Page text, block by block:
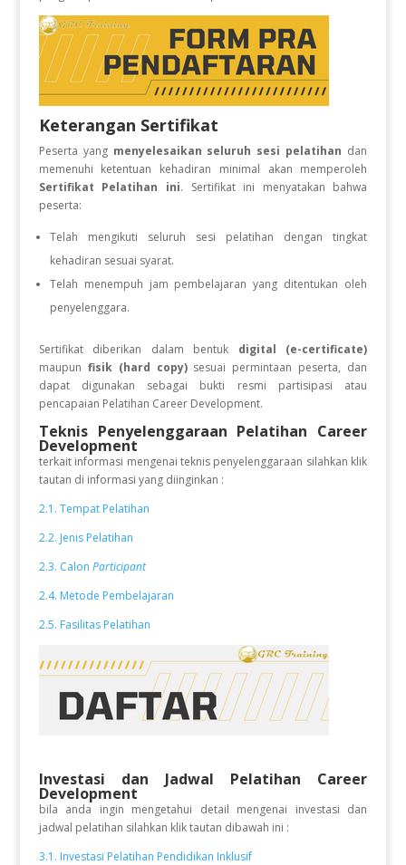
Keterangan Sertifikat
Peserta yang menyelesaikan seluruh sesi pelatihan dan
memenuhi ketentuan kehadiran minimal akan memperoleh
Sertifikat Pelatihan ini. Sertifikat ini menyatakan bahwa
peserta:
Telah mengikuti seluruh sesi pelatihan dengan tingkat
kehadiran sesuai syarat.
Telah menempuh jam pembelajaran yang ditentukan oleh
penyelenggara.
Sertifikat diberikan dalam bentuk digital (e-certificate)
maupun fisik (hard copy)sesuai permintaan peserta, dan
dapat digunakan sebagai bukti resmi partisipasi atau
pencapaian Pelatihan Career Development.
Teknis Penyelenggaraan Pelatihan Career
Development
terkait informasi mengenai teknis penyelenggaraan silahkan klik
tautan di informasi yang diinginkan :
2.1. Tempat Pelatihan
2.2. Jenis Pelatihan
2.3. Calon Participant
2.4. Metode Pembelajaran
2.5. Fasilitas Pelatihan
Investasi dan Jadwal Pelatihan Career
Development
bila anda ingin mengetahui detail mengenai investasi dan
jadwal pelatihan silahkan klik tautan dibawah ini :
3.1. Investasi Pelatihan Pendidikan Inklusif